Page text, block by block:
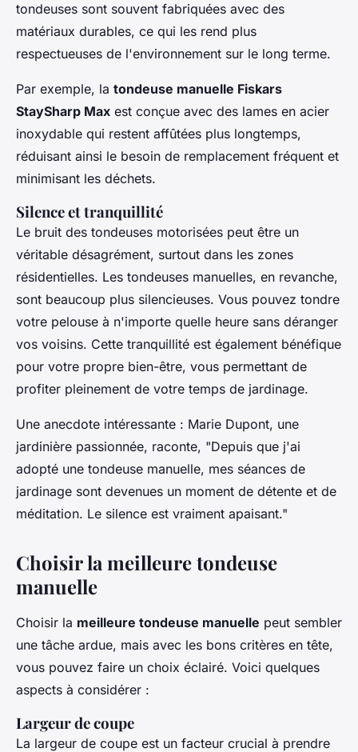
tondeuses sont souvent fabriquées avec des
matériaux durables, ce qui les rend plus
respectueuses de l'environnement sur le long terme.
Par exemple, la tondeuse manuelle Fiskars
StaySharp Max est conçue avec des lames en acier
inoxydable qui restent affûtées plus longtemps,
réduisant ainsi le besoin de remplacement fréquent et
minimisant les déchets.
Silence et tranquillité
Le bruit des tondeuses motorisées peut être un
véritable désagrément, surtout dans les zones
résidentielles. Les tondeuses manuelles, en revanche,
sont beaucoup plus silencieuses. Vous pouvez tondre
votre pelouse à n'importe quelle heure sans déranger
vos voisins. Cette tranquillité est également bénéfique
pour votre propre bien-être, vous permettant de
profiter pleinement de votre temps de jardinage.
Une anecdote intéressante : Marie Dupont, une
jardinière passionnée, raconte, "Depuis que j'ai
adopté une tondeuse manuelle, mes séances de
jardinage sont devenues un moment de détente et de
méditation. Le silence est vraiment apaisant."
Choisir la meilleure tondeuse
manuelle
Choisir la meilleure tondeuse manuelle peut sembler
une tâche ardue, mais avec les bons critères en tête,
vous pouvez faire un choix éclairé. Voici quelques
aspects à considérer :
Largeur de coupe
La largeur de coupe est un facteur crucial à prendre